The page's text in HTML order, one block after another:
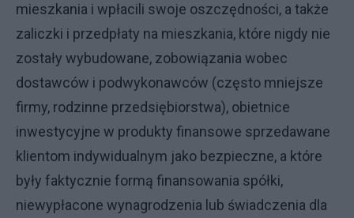
mieszkania i wpłacili swoje oszczędności, a także
zaliczki i przedpłaty na mieszkania, które nigdy nie
zostały wybudowane, zobowiązania wobec
dostawców i podwykonawców (często mniejsze
firmy, rodzinne przedsiębiorstwa), obietnice
inwestycyjne w produkty finansowe sprzedawane
klientom indywidualnym jako bezpieczne, a które
były faktycznie formą finansowania spółki,
niewypłacone wynagrodzenia lub świadczenia dla